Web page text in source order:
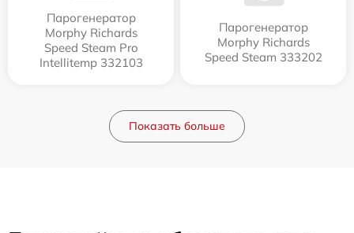
Парогенератор
Morphy Richards
Speed Steam Pro
Intellitemp 332103
Парогенератор
Morphy Richards
Speed Steam 333202
Показать больше